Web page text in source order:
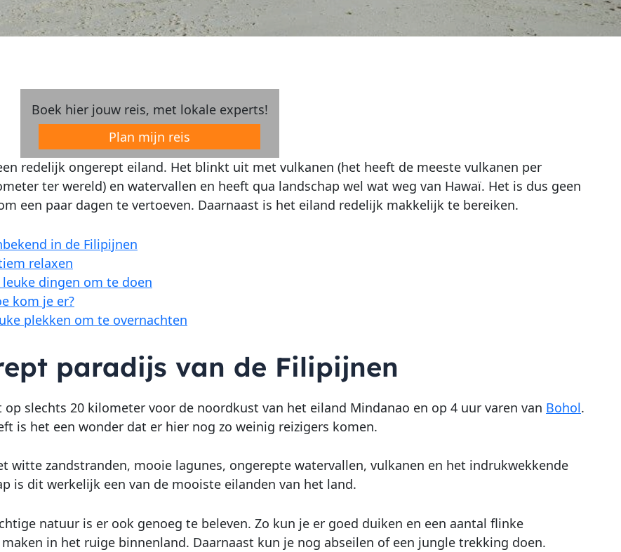
Boek hier jouw reis, met lokale experts!
Plan mijn reis
redelijk ongerept eiland. Het blinkt uit met vulkanen (het heeft de meeste vulkanen per
ter wereld) en watervallen en heeft qua landschap wel wat weg van Hawaï. Het is dus geen
een paar dagen te vertoeven. Daarnaast is het eiland redelijk makkelijk te bereiken.
in de Filipijnen
relaxen
leuke dingen om te doen
kom je er?
plekken om te overnachten
paradijs van de Filipijnen
op slechts 20 kilometer voor de noordkust van het eiland Mindanao en op 4 uur varen van Bohol.
is het een wonder dat er hier nog zo weinig reizigers komen.
witte zandstranden, mooie lagunes, ongerepte watervallen, vulkanen en het indrukwekkende
is dit werkelijk een van de mooiste eilanden van het land.
natuur is er ook genoeg te beleven. Zo kun je er goed duiken en een aantal flinke
in het ruige binnenland. Daarnaast kun je nog abseilen of een jungle trekking doen.